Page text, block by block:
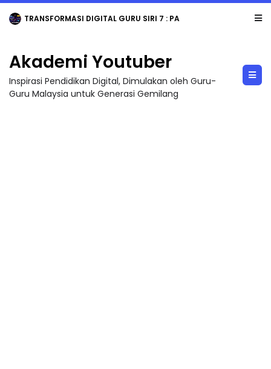
TRANSFORMASI DIGITAL GURU SIRI 7 : PAHLAWAN DIGITAL PENYELAMAT DUNIA
Akademi Youtuber
Inspirasi Pendidikan Digital, Dimulakan oleh Guru-
Guru Malaysia untuk Generasi Gemilang